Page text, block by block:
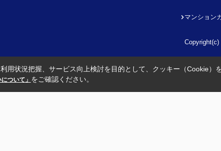
マンション
用状況把握、サービス向上検討を目的として、クッキー（Cookie）
ついて」 をご確認ください。